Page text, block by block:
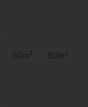
60m² 80m²